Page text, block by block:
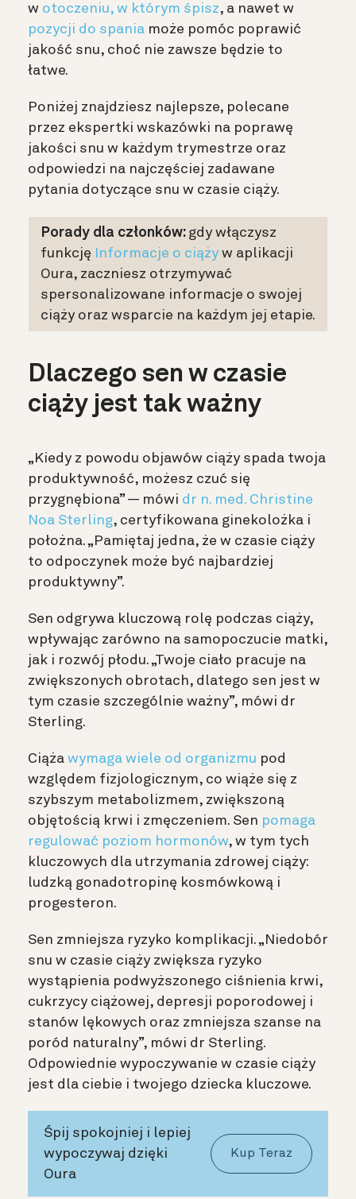
w otoczeniu, w którym śpisz, a nawet w
pozycji do spania może pomóc poprawić
jakość snu, choć nie zawsze będzie to
łatwe.
Poniżej znajdziesz najlepsze, polecane
przez ekspertki wskazówki na poprawę
jakości snu w każdym trymestrze oraz
odpowiedzi na najczęściej zadawane
pytania dotyczące snu w czasie ciąży.
Porady dla członków: gdy włączysz
funkcję
Informacje o ciąży w aplikacji
Oura, zaczniesz otrzymywać
spersonalizowane informacje o swojej
ciąży oraz wsparcie na każdym jej etapie.
Dlaczego sen w czasie
ciąży jest tak ważny
„Kiedy z powodu objawów ciąży spada twoja
produktywność, możesz czuć się
przygnębiona” — mówi dr n. med. Christine
Noa Sterling, certyfikowana ginekolożka i
położna. „Pamiętaj jedna, że w czasie ciąży
to odpoczynek może być najbardziej
produktywny”.
Sen odgrywa kluczową rolę podczas ciąży,
wpływając zarówno na samopoczucie matki,
jak i rozwój płodu. „Twoje ciało pracuje na
zwiększonych obrotach, dlatego sen jest w
tym czasie szczególnie ważny”, mówi dr
Sterling.
Ciąża wymaga wiele od organizmu pod
względem fizjologicznym, co wiąże się z
szybszym metabolizmem, zwiększoną
objętością krwi i zmęczeniem. Sen pomaga
regulować poziom hormonów, w tym tych
kluczowych dla utrzymania zdrowej ciąży:
ludzką gonadotropinę kosmówkową i
progesteron.
Sen zmniejsza ryzyko komplikacji. „Niedobór
snu w czasie ciąży zwiększa ryzyko
wystąpienia podwyższonego ciśnienia krwi,
cukrzycy ciążowej, depresji poporodowej i
stanów lękowych oraz zmniejsza szanse na
poród naturalny”, mówi dr Sterling.
Odpowiednie wypoczywanie w czasie ciąży
jest dla ciebie i twojego dziecka kluczowe.
Śpij spokojniej i lepiej
wypoczywaj dzięki
Oura
Kup Teraz